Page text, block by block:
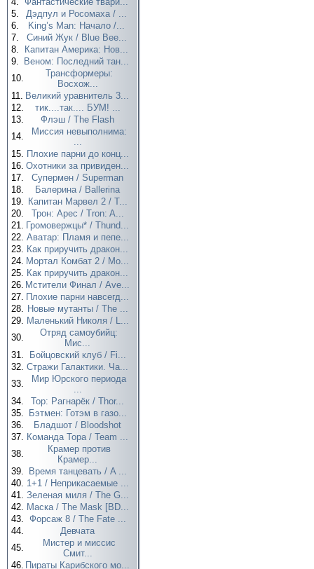
5.
Дэдпул и Росомаха / ...
6.
King’s Man: Начало /...
7.
Синий Жук / Blue Bee...
8.
Капитан Америка: Нов...
9.
Веном: Последний тан...
10.
Трансформеры:
Восхож...
11. Великий уравнитель 3...
12.
тик....так.... БУМ! ...
13.
Флэш / The Flash
14.
Миссия невыполнима:
...
15. Плохие парни до конц...
16. Охотники за привиден...
17.
Супермен / Superman
18.
Балерина / Ballerina
19. Капитан Марвел 2 / T...
20.
Трон: Арес / Tron: A...
21. Громовержцы* / Thund...
22. Аватар: Пламя и пепе...
23. Как приручить дракон...
24. Мортал Комбат 2 / Mo...
25. Как приручить дракон...
26. Мстители Финал / Ave...
27. Плохие парни навсегд...
28. Новые мутанты / The ...
29. Маленький Николя / L...
30.
Отряд самоубийц:
Мис...
31.
Бойцовский клуб / Fi...
32. Стражи Галактики. Ча...
33.
Мир Юрского периода
...
34.
Тор: Рагнарёк / Thor...
35.
Бэтмен: Готэм в газо...
36.
Бладшот / Bloodshot
37. Команда Тора / Team ...
38.
Крамер против
Крамер...
39.
Время танцевать / A ...
40. 1+1 / Неприкасаемые ...
41. Зеленая миля / The G...
42. Маска / The Mask [BD...
43. Форсаж 8 / The Fate ...
44.
Девчата
45.
Мистер и миссис
Смит...
46. Пираты Карибского мо...